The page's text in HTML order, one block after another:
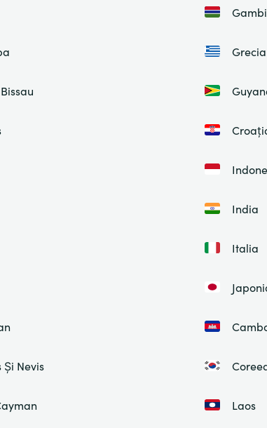
Grecia
India
Italia
Și Nevis
Laos